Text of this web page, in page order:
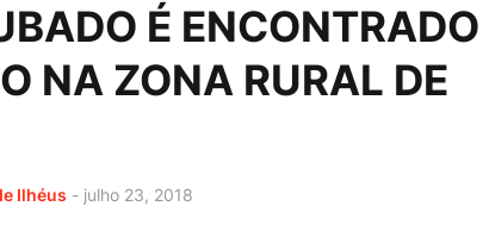
É ENCONTRADO
NA ZONA RURAL DE
Ilhéus - julho 23, 2018